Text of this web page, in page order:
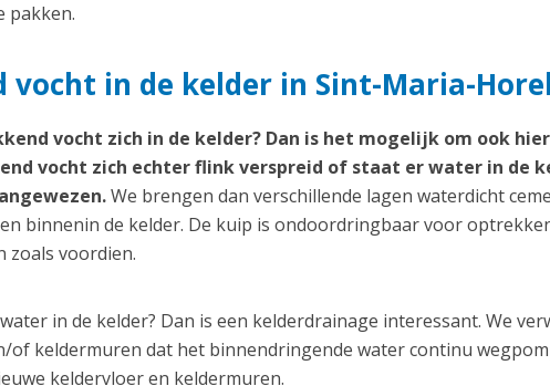
pakken.
vocht in de kelder in Sint-Maria-
vocht zich in de kelder? Dan is het mogelijk om ook
vocht zich echter flink verspreid of staat er water in de
We brengen dan verschillende lagen waterdicht
binnenin de kelder. De kuip is ondoordringbaar voor
zoals voordien.
in de kelder? Dan is een kelderdrainage interessant. We
of keldermuren dat het binnendringende water continu
keldervloer en keldermuren.